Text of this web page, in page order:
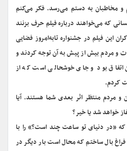
مخاطبان به دستم می‌رسد. فکر می‌کنم
که می‌خواهند درباره فیلم حرف بزنند
این فیلم در جشنواره تابه‌امروز فضایی
و مردم بیش از پیش به آن توجه کردند و
اتفاق بود و جای خوشحالی است که از
کردم.
و مردم منتظر اثر بعدی شما هستند. آیا
خواهد شد یا خیر؟
که «در دنیای تو ساعت چند است؟» را با
بال ساختم که محال است بار دیگر در